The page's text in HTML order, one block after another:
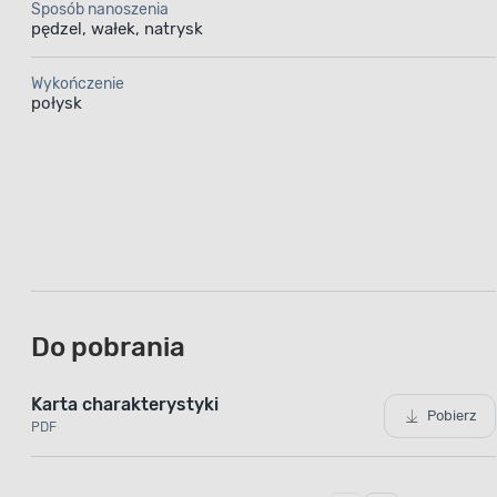
Sposób nanoszenia
pędzel, wałek, natrysk
Wykończenie
połysk
Do pobrania
Karta charakterystyki
PDF
Pobierz